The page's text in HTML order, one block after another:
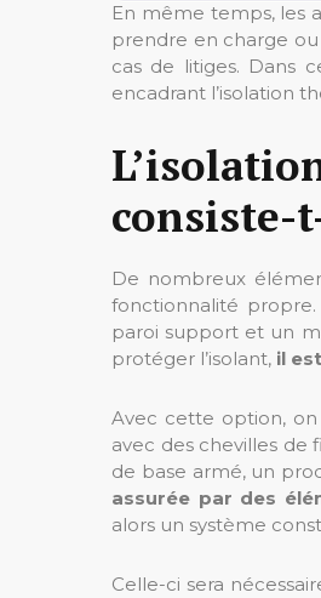
En même temps, les
prendre en charge
cas de litiges. Dans
encadrant l’isolation
consiste-
De nombreux
fonctionnalité propre.
paroi support et un
protéger l’isolant, il
Avec cette option,
avec des chevilles de
de base armé, un
assurée par des
alors un système
Celle-ci sera